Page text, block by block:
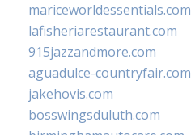
mariceworldessentials.com
lafisheriarestaurant.com
915jazzandmore.com
aguadulce-countryfair.com
jakehovis.com
bosswingsduluth.com